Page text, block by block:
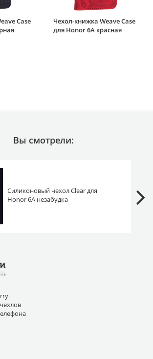
Case
Чехол-книжка Weave Case
для Honor 6A красная
Вы смотрели:
Силиконовый чехол Clear для
Honor 6A незабудка